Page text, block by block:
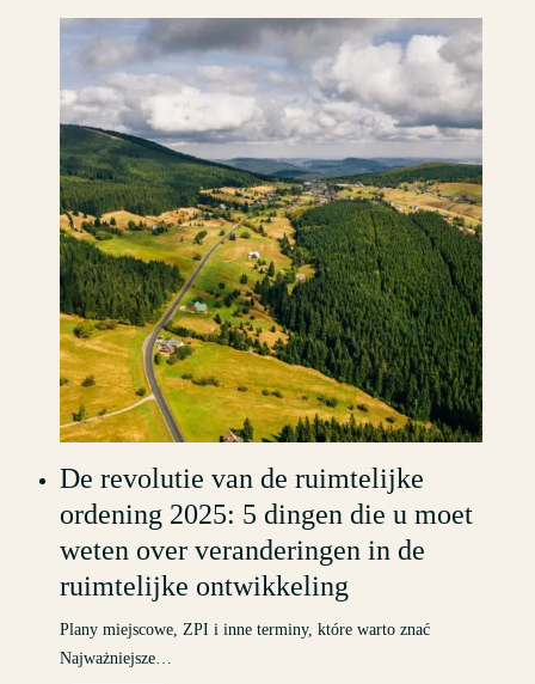
De revolutie van de ruimtelijke
ordening 2025: 5 dingen die u moet
weten over veranderingen in de
ruimtelijke ontwikkeling
Plany miejscowe, ZPI i inne terminy, które warto znać
Najważniejsze…